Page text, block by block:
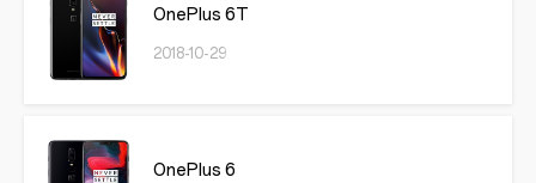
OnePlus 6T
2018-10-29
OnePlus 6